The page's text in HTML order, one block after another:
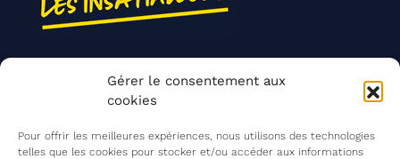
Gérer le consentement aux
cookies
Pour offrir les meilleures expériences, nous utilisons des technologies
telles que les cookies pour stocker et/ou accéder aux informations
Agir ensemble